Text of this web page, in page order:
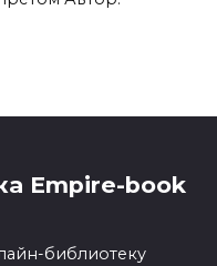
Empire-book
библиотеку